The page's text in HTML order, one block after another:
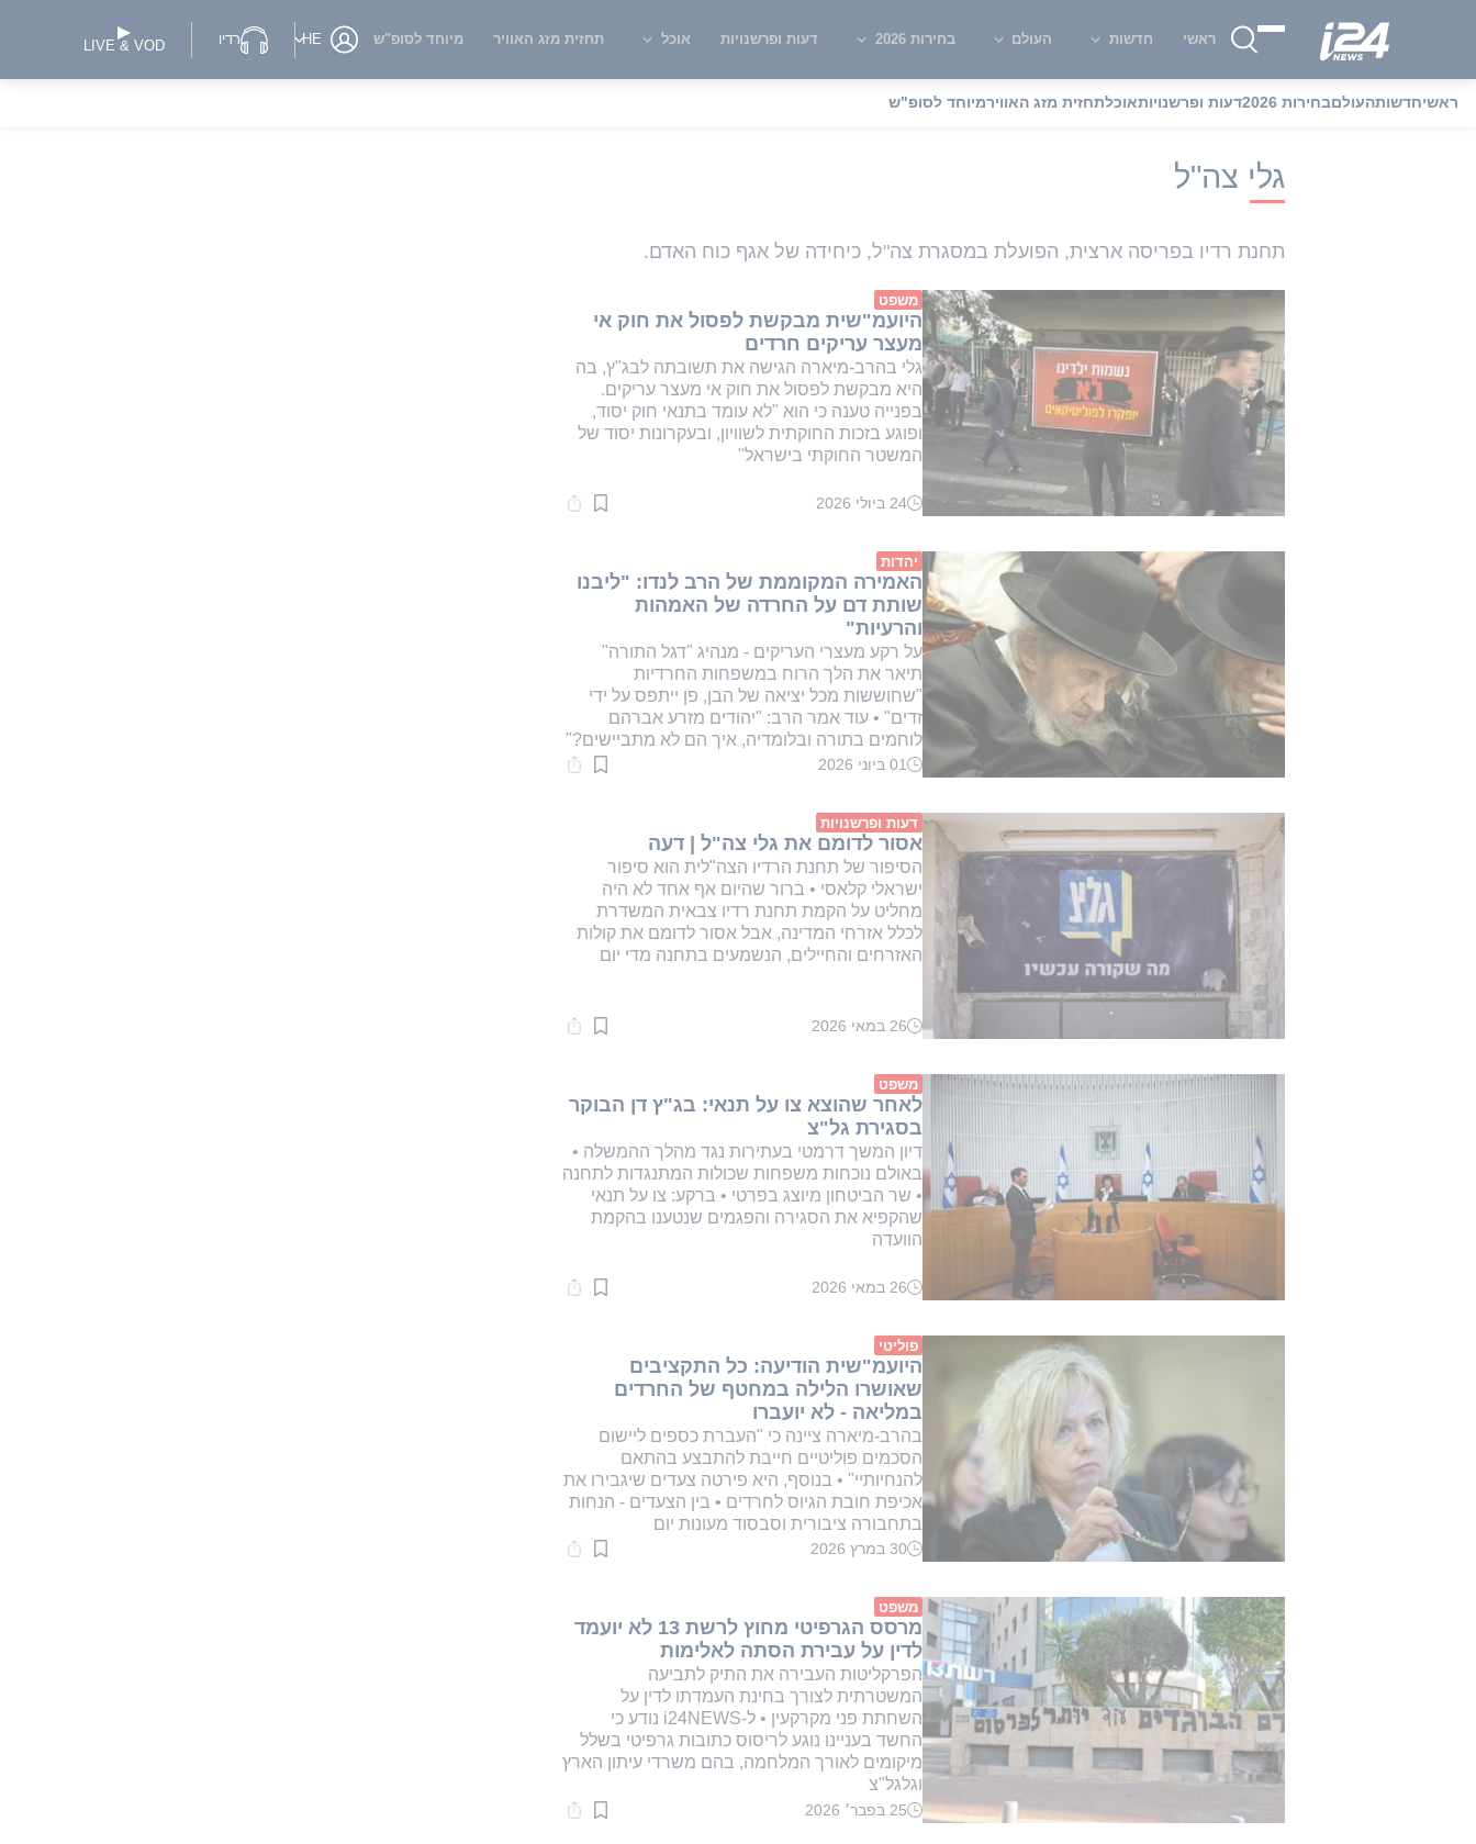
ראשי חדשות העולם בחירות 2026 דעות ופרשנויות אוכל תחזית מזג האוויר מיוחד לסופ"ש HE רדיו LIVE & VOD
ראשיחדשותהעולםבחירות 2026 דעות ופרשנויותאוכלתחזית מזג האווירמיוחד לסופ"ש i24NEWS i24NEWS אינדקס תגיות גלי צה"ל
גלי צה"ל
תחנת רדיו בפריסה ארצית, הפועלת במסגרת צה"ל, כיחידה של אגף כוח האדם.
משפט
היועמ"שית מבקשת לפסול את חוק אי
מעצר עריקים חרדים
גלי בהרב-מיארה הגישה את תשובתה לבג"ץ, בה
היא מבקשת לפסול את חוק אי מעצר עריקים.
בפנייה טענה כי הוא "לא עומד בתנאי חוק יסוד,
ופוגע בזכות החוקתית לשוויון, ובעקרונות יסוד של
המשטר החוקתי בישראל"
זמן
דקות.
24 ביולי 2026
יהדות
האמירה המקוממת של הרב לנדו: "ליבנו
שותת דם על החרדה של האמהות
והרעיות"
על רקע מעצרי העריקים - מנהיג "דגל התורה"
תיאר את הלך הרוח במשפחות החרדיות
"שחוששות מכל יציאה של הבן, פן ייתפס על ידי
זדים" • עוד אמר הרב: "יהודים מזרע אברהם
לוחמים בתורה ובלומדיה, איך הם לא מתביישים?"
זמן
דקות.
01 ביוני 2026
דעות ופרשנויות
אסור לדומם את גלי צה"ל | דעה
הסיפור של תחנת הרדיו הצה"לית הוא סיפור
ישראלי קלאסי • ברור שהיום אף אחד לא היה
מחליט על הקמת תחנת רדיו צבאית המשדרת
לכלל אזרחי המדינה, אבל אסור לדומם את קולות
האזרחים והחיילים, הנשמעים בתחנה מדי יום
זמן
דקות.
26 במאי 2026
משפט
לאחר שהוצא צו על תנאי: בג"ץ דן הבוקר
בסגירת גל"צ
דיון המשך דרמטי בעתירות נגד מהלך ההמשלה •
באולם נוכחות משפחות שכולות המתנגדות לתחנה
• שר הביטחון מיוצג בפרטי • ברקע: צו על תנאי
שהקפיא את הסגירה והפגמים שנטענו בהקמת
הוועדה
זמן
דקות.
26 במאי 2026
פוליטי
היועמ"שית הודיעה: כל התקציבים
שאושרו הלילה במחטף של החרדים
במליאה - לא יועברו
בהרב-מיארה ציינה כי "העברת כספים ליישום
הסכמים פוליטיים חייבת להתבצע בהתאם
להנחיותיי" • בנוסף, היא פירטה צעדים שיגבירו את
אכיפת חובת הגיוס לחרדים • בין הצעדים - הנחות
בתחבורה ציבורית וסבסוד מעונות יום
זמן
דקות.
30 במרץ 2026
משפט
מרסס הגרפיטי מחוץ לרשת 13 לא יועמד
לדין על עבירת הסתה לאלימות
הפרקליטות העבירה את התיק לתביעה
המשטרתית לצורך בחינת העמדתו לדין על
השחתת פני מקרקעין • ל-i24NEWS נודע כי
החשד בעניינו נוגע לריסוס כתובות גרפיטי בשלל
מיקומים לאורך המלחמה, בהם משרדי עיתון הארץ
וגלגל"צ
זמן25 בפבר׳ 2026